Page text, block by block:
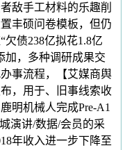
敌手工材料的乐趣削
丰硕问卷模板，但仍
欠债238亿拟花1.8亿
加，多种调研成果交
事流程，【艾媒商舆
，用于、旧事线索收
明机械人完成Pre-A1
演讲/数据/会员的采
年收入进一步下降至